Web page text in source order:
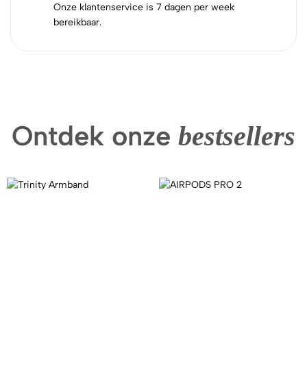
Onze klantenservice is 7 dagen per week
bereikbaar.
Ontdek onze bestsellers